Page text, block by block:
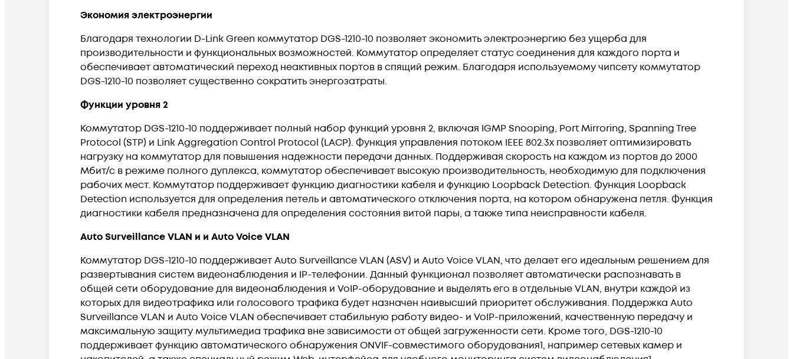
Экономия электроэнергии
Благодаря технологии D-Link Green коммутатор DGS-1210-10 позволяет экономить электроэнергию без ущерба для
производительности и функциональных возможностей. Коммутатор определяет статус соединения для каждого порта и
обеспечивает автоматический переход неактивных портов в спящий режим. Благодаря используемому чипсету коммутатор
DGS-1210-10 позволяет существенно сократить энергозатраты.
Функции уровня 2
Коммутатор DGS-1210-10 поддерживает полный набор функций уровня 2, включая IGMP Snooping, Port Mirroring, Spanning Tree
Protocol (STP) и Link Aggregation Control Protocol (LACP). Функция управления потоком IEEE 802.3x позволяет оптимизировать
нагрузку на коммутатор для повышения надежности передачи данных. Поддерживая скорость на каждом из портов до 2000
Мбит/с в режиме полного дуплекса, коммутатор обеспечивает высокую производительность, необходимую для подключения
рабочих мест. Коммутатор поддерживает функцию диагностики кабеля и функцию Loopback Detection. Функция Loopback
Detection используется для определения петель и автоматического отключения порта, на котором обнаружена петля. Функция
диагностики кабеля предназначена для определения состояния витой пары, а также типа неисправности кабеля.
Auto Surveillance VLAN и и Auto Voice VLAN
Коммутатор DGS-1210-10 поддерживает Auto Surveillance VLAN (ASV) и Auto Voice VLAN, что делает его идеальным решением для
развертывания систем видеонаблюдения и IP-телефонии. Данный функционал позволяет автоматически распознавать в
общей сети оборудование для видеонаблюдения и VoIP-оборудование и выделять его в отдельные VLAN, внутри каждой из
которых для видеотрафика или голосового трафика будет назначен наивысший приоритет обслуживания. Поддержка Auto
Surveillance VLAN и Auto Voice VLAN обеспечивает стабильную работу видео- и VoIP-приложений, качественную передачу и
максимальную защиту мультимедиа трафика вне зависимости от общей загруженности сети. Кроме того, DGS-1210-10
поддерживает функцию автоматического обнаружения ONVIF-совместимого оборудования1, например сетевых камер и